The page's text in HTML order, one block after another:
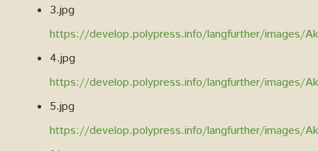
3.jpg
https://develop.polypress.info/langfurther/images/
4.jpg
https://develop.polypress.info/langfurther/images/
5.jpg
https://develop.polypress.info/langfurther/images/